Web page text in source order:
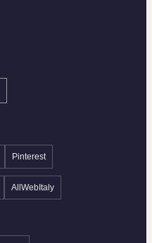
Pinterest
AllWebItaly